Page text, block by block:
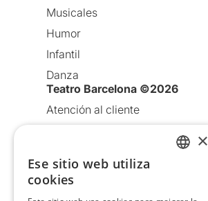
Musicales
Humor
Infantil
Danza
Teatro Barcelona ©2026
Atención al cliente
Política de Cookies
×
Ese sitio web utiliza
cookies